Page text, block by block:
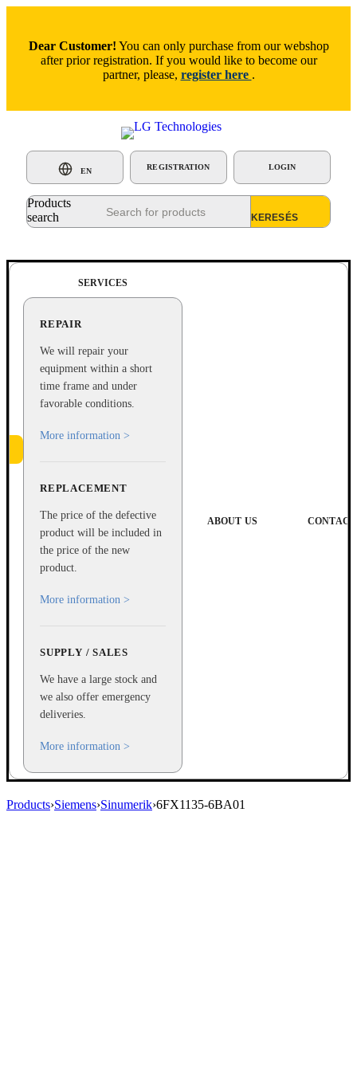
Dear Customer! You can only purchase from our webshop
after prior registration. If you would like to become our
partner, please, register here .
REGISTRATION LOGIN
EN
Products
search
SERVICES
REPAIR
We will repair your
equipment within a short
time frame and under
favorable conditions.
More information >
REPLACEMENT
The price of the defective
product will be included in
the price of the new
product.
More information >
SUPPLY / SALES
We have a large stock and
we also offer emergency
deliveries.
More information >
ABOUT US CONTACT
Products›Siemens›Sinumerik›6FX1135-6BA01